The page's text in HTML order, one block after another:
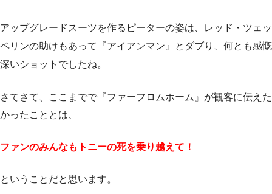
アップグレードスーツを作るピーターの姿は、レッド・ツェッ
ペリンの助けもあって『アイアンマン』とダブり、何とも感慨
深いショットでしたね。
さてさて、ここまでで『ファーフロムホーム』が観客に伝えた
かったこととは、
ファンのみんなもトニーの死を乗り越えて！
ということだと思います。